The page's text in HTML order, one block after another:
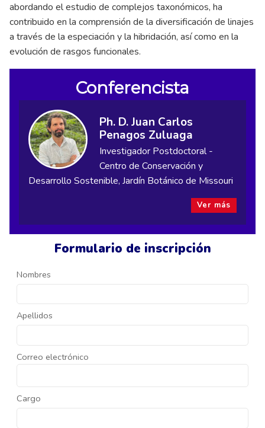
Formulario de inscripción
Nombres
Apellidos
Correo electrónico
Cargo
abordando el estudio de complejos taxonómicos, ha
contribuido en la comprensión de la diversificación de linajes
a través de la especiación y la hibridación, así como en la
evolución de rasgos funcionales.
Conferencista
Ph. D. Juan Carlos
Penagos Zuluaga
Investigador Postdoctoral -
Centro de Conservación y
Desarrollo Sostenible, Jardín Botánico de Missouri
Ver más